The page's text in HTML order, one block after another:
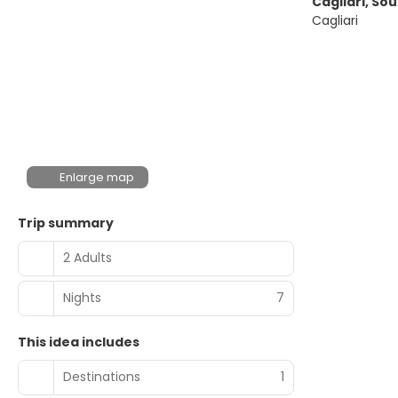
Enlarge map
Trip summary
2 Adults
Nights 7
This idea includes
Destinations
1
Cagliari